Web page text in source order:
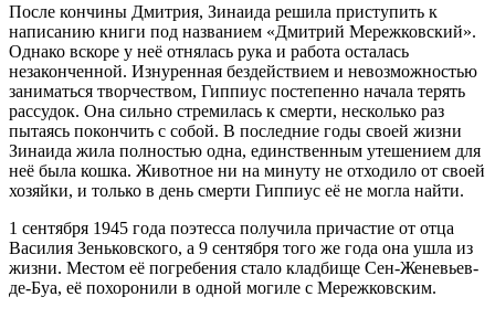
После кончины Дмитрия, Зинаида решила приступить к
написанию книги под названием «Дмитрий Мережковский».
Однако вскоре у неё отнялась рука и работа осталась
незаконченной. Изнуренная бездействием и невозможностью
заниматься творчеством, Гиппиус постепенно начала терять
рассудок. Она сильно стремилась к смерти, несколько раз
пытаясь покончить с собой. В последние годы своей жизни
Зинаида жила полностью одна, единственным утешением для
неё была кошка. Животное ни на минуту не отходило от своей
хозяйки, и только в день смерти Гиппиус её не могла найти.
1 сентября 1945 года поэтесса получила причастие от отца
Василия Зеньковского, а 9 сентября того же года она ушла из
жизни. Местом её погребения стало кладбище Сен-Женевьев-
де-Буа, её похоронили в одной могиле с Мережковским.